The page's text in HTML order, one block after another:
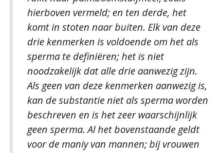
hierboven vermeld; en ten derde, het
komt in stoten naar buiten. Elk van deze
drie kenmerken is voldoende om het als
sperma te definiëren; het is niet
noodzakelijk dat alle drie aanwezig zijn.
Als geen van deze kenmerken aanwezig is,
kan de substantie niet als sperma worden
beschreven en is het zeer waarschijnlijk
geen sperma. Al het bovenstaande geldt
voor de maniy van mannen; bij vrouwen